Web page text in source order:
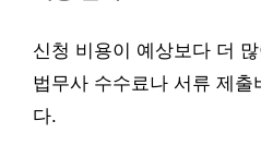
신청 비용이 예상보다 더
법무사 수수료나 서류 제출
다.